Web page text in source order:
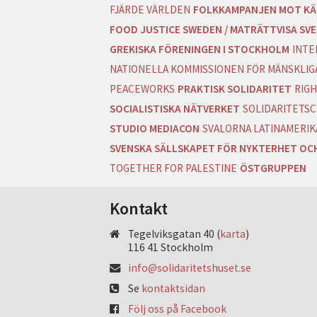
FJÄRDE VÄRLDEN FOLKKAMPANJEN MOT
FOOD JUSTICE SWEDEN / MATRÄTTVISA
GREKISKA FÖRENINGEN I STOCKHOLM
NATIONELLA KOMMISSIONEN FÖR
PEACEWORKS PRAKTISK SOLIDARITET
SOCIALISTISKA NÄTVERKET
STUDIO MEDIACON SVALORNA
SVENSKA SÄLLSKAPET FÖR NYKTERHET
TOGETHER FOR PALESTINE ÖSTGRUPPEN
Kontakt
Tegelviksgatan 40 (karta)
116 41 Stockholm
info@solidaritetshuset.se
Se kontaktsidan
Följ oss på Facebook